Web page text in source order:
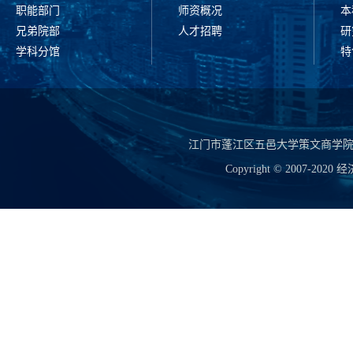
职能部门
兄弟院部
学科分馆
师资概况
人才招聘
特
江门市蓬江区五邑大学策文商学
Copyright © 2007-2020